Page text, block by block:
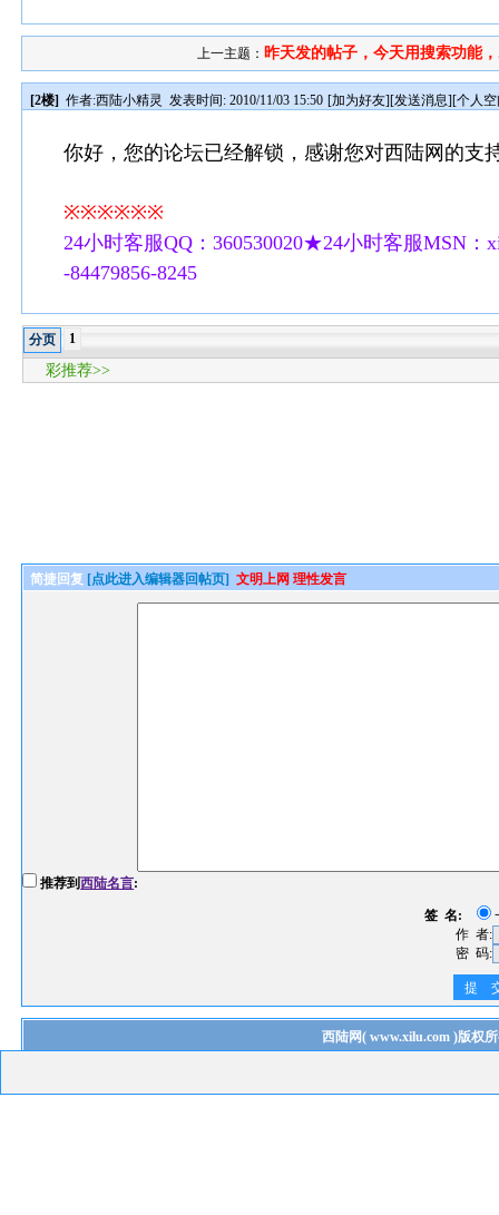
上一主题： 昨天发的帖子，今天用搜索功能
[2楼] 作者:西陆小精灵 发表时间: 2010/11/03 15:50 [加为好友][发送消息][个人
你好，您的论坛已经解锁，感谢您对西陆网的支
※※※※※※
24小时客服QQ：360530020★24小时客服MSN
-84479856-8245
分页 1
彩推荐>>
简捷回复 [点此进入编辑器回帖页] 文明上网 理性发言
推荐到西陆名言:
签 名:
作 者:
密 码:
提
西陆网( www.xilu.com)版权